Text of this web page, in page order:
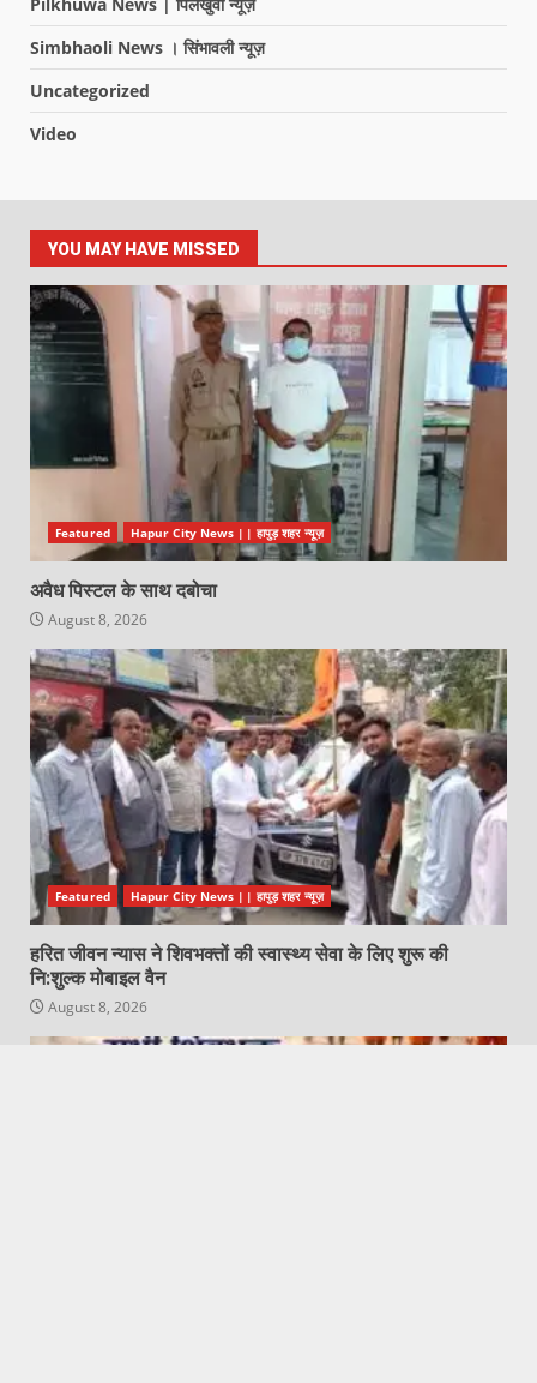
Simbhaoli News । सिंभावली न्यूज़
Uncategorized
Video
YOU MAY HAVE MISSED
Featured Hapur City News || हापुड़ शहर न्यूज़
अवैध पिस्टल के साथ दबोचा
August 8, 2026
Featured Hapur City News || हापुड़ शहर न्यूज़
हरित जीवन न्यास ने शिवभक्तों की स्वास्थ्य सेवा के लिए शुरू की
नि:शुल्क मोबाइल वैन
August 8, 2026